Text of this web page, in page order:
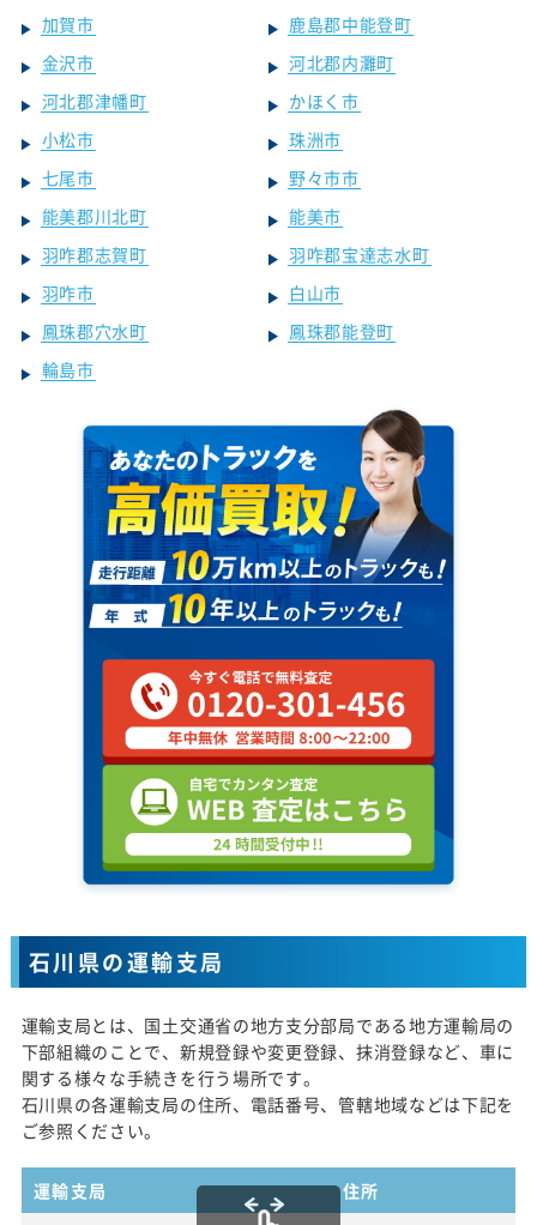
加賀市
鹿島郡中能登町
金沢市
河北郡内灘町
河北郡津幡町
かほく市
小松市
珠洲市
七尾市
野々市市
能美郡川北町
能美市
羽咋郡志賀町
羽咋郡宝達志水町
羽咋市
白山市
鳳珠郡穴水町
鳳珠郡能登町
輪島市
石川県の運輸支局
運輸支局とは、国土交通省の地方支分部局である地方運輸局の
下部組織のことで、新規登録や変更登録、抹消登録など、車に
関する様々な手続きを行う場所です。
石川県の各運輸支局の住所、電話番号、管轄地域などは下記を
ご参照ください。
運輸支局 住所